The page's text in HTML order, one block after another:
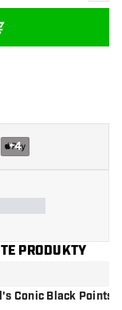
+4
PRODUKTY
życzeń
Conic Black Points